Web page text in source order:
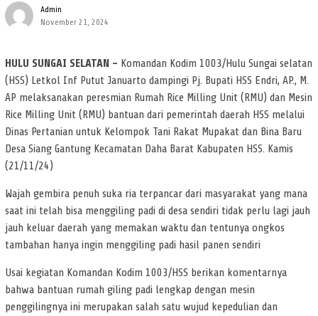
Admin
November 21, 2024
HULU SUNGAI SELATAN – Komandan Kodim 1003/Hulu Sungai selatan
(HSS) Letkol Inf Putut Januarto dampingi Pj. Bupati HSS Endri, AP., M.
AP melaksanakan peresmian Rumah Rice Milling Unit (RMU) dan Mesin
Rice Milling Unit (RMU) bantuan dari pemerintah daerah HSS melalui
Dinas Pertanian untuk Kelompok Tani Rakat Mupakat dan Bina Baru
Desa Siang Gantung Kecamatan Daha Barat Kabupaten HSS. Kamis
(21/11/24)
Wajah gembira penuh suka ria terpancar dari masyarakat yang mana
saat ini telah bisa menggiling padi di desa sendiri tidak perlu lagi jauh
jauh keluar daerah yang memakan waktu dan tentunya ongkos
tambahan hanya ingin menggiling padi hasil panen sendiri
Usai kegiatan Komandan Kodim 1003/HSS berikan komentarnya
bahwa bantuan rumah giling padi lengkap dengan mesin
penggilingnya ini merupakan salah satu wujud kepedulian dan